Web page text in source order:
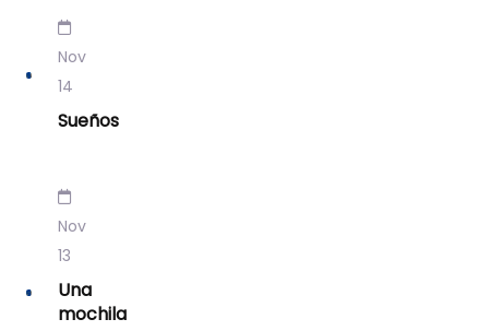
Nov
14
Sueños
Nov
13
Una
mochila